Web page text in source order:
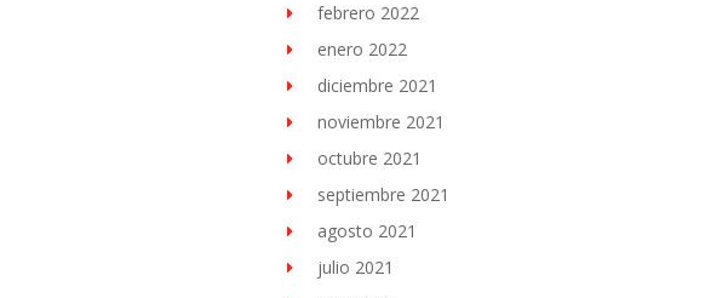
febrero 2022
enero 2022
diciembre 2021
noviembre 2021
octubre 2021
septiembre 2021
agosto 2021
julio 2021